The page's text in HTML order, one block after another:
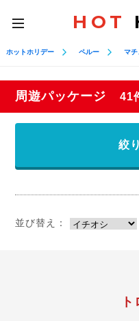
toggle
navigation
HOT
ホットホリデー ペルー マチ
周遊パッケージ 41
絞
並び替え：